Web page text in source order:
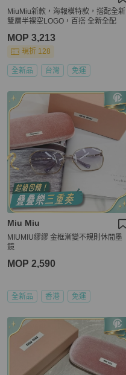
MiuMiu新款，海報模特款，搭配全新
雙層半裸空LOGO，百搭 全新全配
MOP 3,213
現折 128
全新品 台灣 免運
Miu Miu
MIUMIU繆繆 金框漸變不規則休閒墨
鏡
MOP 2,590
全新品 香港 免運